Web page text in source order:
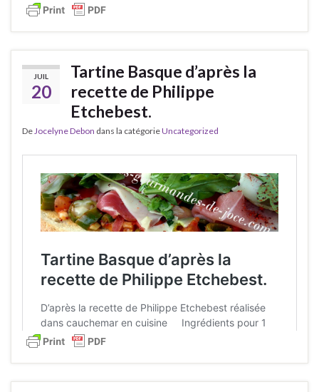
JUIL
20
Tartine Basque d’après la
recette de Philippe
Etchebest.
DeJocelyne Debon dans la catégorieUncategorized